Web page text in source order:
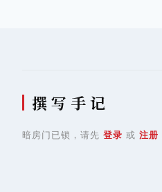
撰 写 手 记
暗房门已锁，请先 登录 或 注册